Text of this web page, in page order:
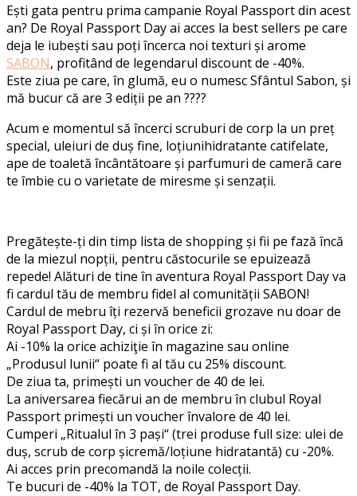
Ești gata pentru prima campanie Royal Passport din acest
an? De Royal Passport Day ai acces la best sellers pe care
deja le iubești sau poți încerca noi texturi și arome
SABON, profitând de legendarul discount de -40%.
Este ziua pe care, în glumă, eu o numesc Sfântul Sabon, și
mă bucur că are 3 ediții pe an ????
Acum e momentul să încerci scruburi de corp la un preț
special, uleiuri de duș fine, loțiunihidratante catifelate,
ape de toaletă încântătoare și parfumuri de cameră care
te îmbie cu o varietate de miresme și senzații.
Pregătește-ți din timp lista de shoppingși fii pe fază încă
de la miezul nopții, pentru căstocurile se epuizează
repede! Alături de tine în aventura Royal Passport Dayva
fi cardul tău de membru fidel al comunității SABON!
Cardul de mebru îți rezervă beneficii grozave nu doarde
Royal Passport Day, ci și în orice zi:
Ai -10% la orice achiziţie în magazine sau online
„Produsul lunii“ poate fi al tău cu 25% discount.
De ziua ta, primești un voucher de 40 de lei.
La aniversarea fiecărui an de membru în clubul Royal
Passport primești un voucherînvalore de 40 lei.
Cumperi „Ritualul în 3 pași“ (trei produse full size: ulei de
duș, scrub de corp șicremă/loțiune hidratantă) cu -20%.
Ai acces prin precomandă la noile colecții.
Te bucuri de -40% la TOT, de Royal Passport Day.